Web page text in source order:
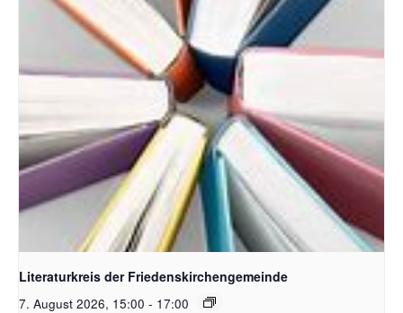
Bildquelle Pixabay
Literaturkreis der Friedenskirchengemeinde
7. August 2026, 15:00 - 17:00